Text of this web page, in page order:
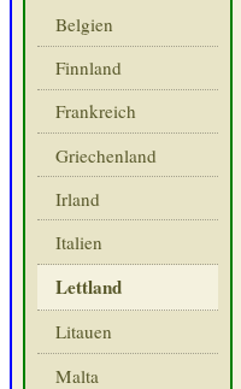
Belgien
Finnland
Frankreich
Griechenland
Irland
Italien
Lettland
Litauen
Malta